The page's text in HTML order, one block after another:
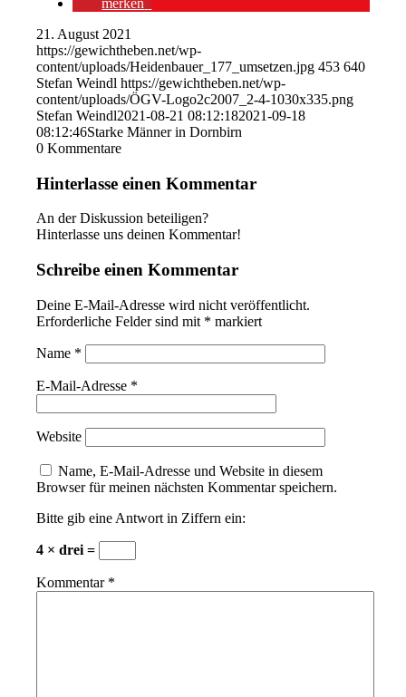
21. August 2021
https://gewichtheben.net/wp-
content/uploads/Heidenbauer_177_umsetzen.jpg 453 640
Stefan Weindl https://gewichtheben.net/wp-
content/uploads/ÖGV-Logo2c2007_2-4-1030x335.png
Stefan Weindl2021-08-21 08:12:182021-09-18
08:12:46Starke Männer in Dornbirn
0 Kommentare
Hinterlasse einen Kommentar
An der Diskussion beteiligen?
Hinterlasse uns deinen Kommentar!
Schreibe einen Kommentar
Deine E-Mail-Adresse wird nicht veröffentlicht.
Erforderliche Felder sind mit * markiert
Name *
E-Mail-Adresse *
Website
Name, E-Mail-Adresse und Website in diesem
Browser für meinen nächsten Kommentar speichern.
Bitte gib eine Antwort in Ziffern ein:
4 × drei =
Kommentar *